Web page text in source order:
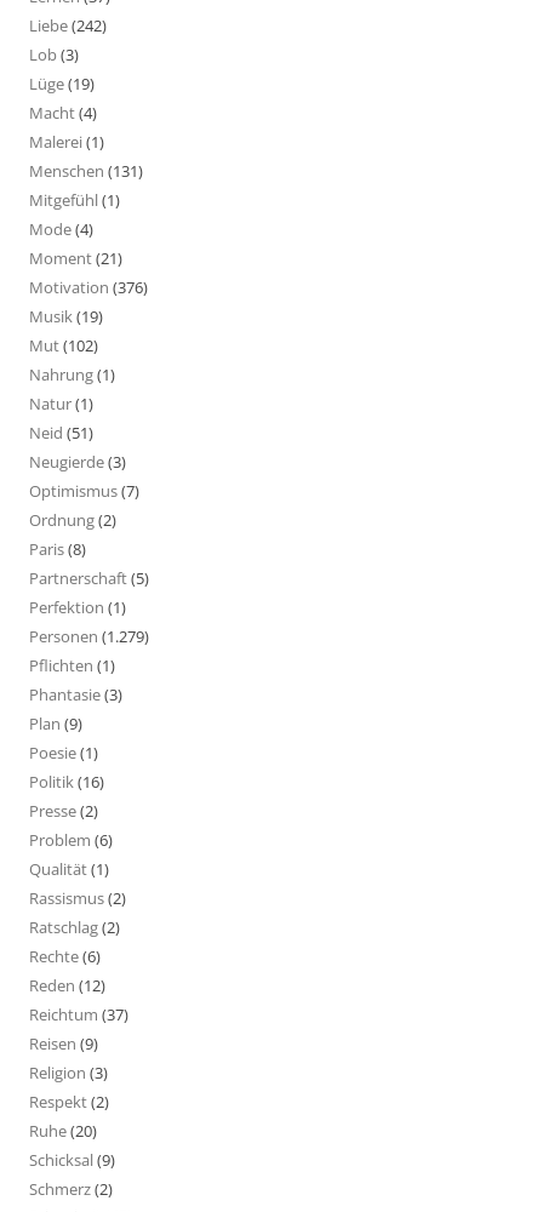
Liebe(242)
Lob(3)
Lüge(19)
Macht(4)
Malerei(1)
Menschen (131)
Mitgefühl(1)
Mode(4)
Moment(21)
Motivation (376)
Musik(19)
Mut(102)
Nahrung(1)
Natur(1)
Neid (51)
Neugierde(3)
Optimismus(7)
Ordnung(2)
Paris(8)
Partnerschaft(5)
Perfektion (1)
Personen (1.279)
Pflichten (1)
Phantasie(3)
Plan (9)
Poesie(1)
Politik(16)
Presse(2)
Problem (6)
Qualität(1)
Rassismus(2)
Ratschlag(2)
Rechte(6)
Reden (12)
Reichtum (37)
Reisen (9)
Religion (3)
Respekt(2)
Ruhe(20)
Schicksal(9)
Schmerz(2)